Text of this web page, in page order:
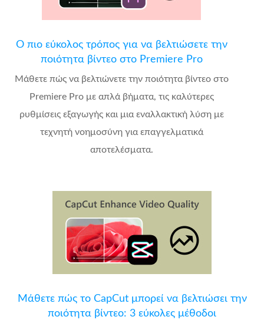
Ο πιο εύκολος τρόπος για να βελτιώσετε την
ποιότητα βίντεο στο Premiere Pro
Μάθετε πώς να βελτιώνετε την ποιότητα βίντεο στο
Premiere Pro με απλά βήματα, τις καλύτερες
ρυθμίσεις εξαγωγής και μια εναλλακτική λύση με
τεχνητή νοημοσύνη για επαγγελματικά
αποτελέσματα.
Μάθετε πώς το CapCut μπορεί να βελτιώσει την
ποιότητα βίντεο: 3 εύκολες μέθοδοι